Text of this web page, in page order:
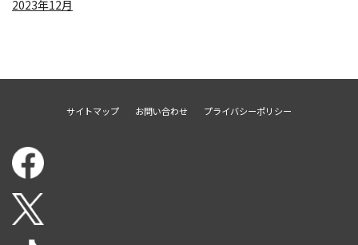
2023年12月
サイトマップ お問い合わせ プライバシーポリシー